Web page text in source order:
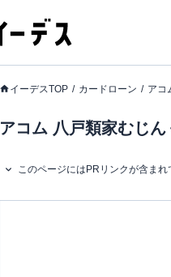
イーデスTOP カードローン アコ
アコム 八戸類家むじ
このページにはPRリンクが含まれ